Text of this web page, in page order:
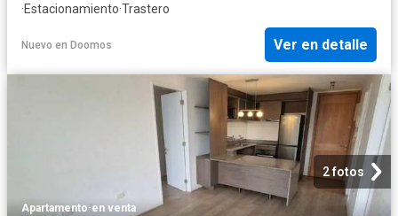
·Estacionamiento·Trastero
Nuevo en Doomos Ver en detalle
2 fotos
Apartamento·en venta